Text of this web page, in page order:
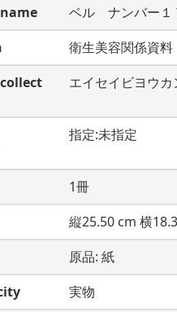
ベル　ナンバー１
衛生美容関係資料
エイセイビヨウ
指定:未指定
1冊
縦25.50 cm 横
原品: 紙
実物